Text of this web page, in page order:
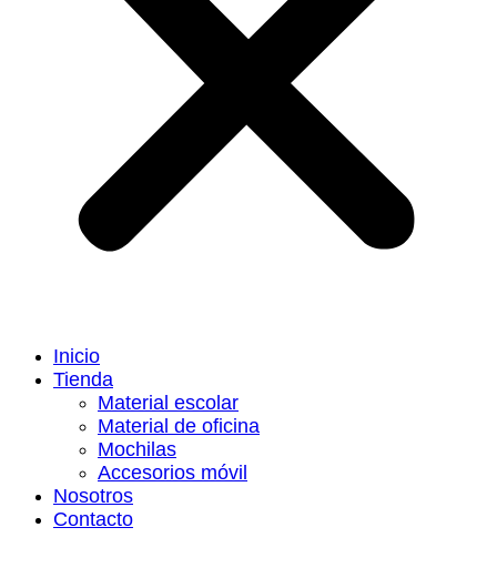
Inicio
Tienda
Material escolar
Material de oficina
Mochilas
Accesorios móvil
Nosotros
Contacto